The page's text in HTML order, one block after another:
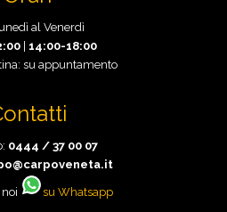
al Venerdì
| 14:00-18:00
su appuntamento
0444 / 37 00 07
su Whatsapp